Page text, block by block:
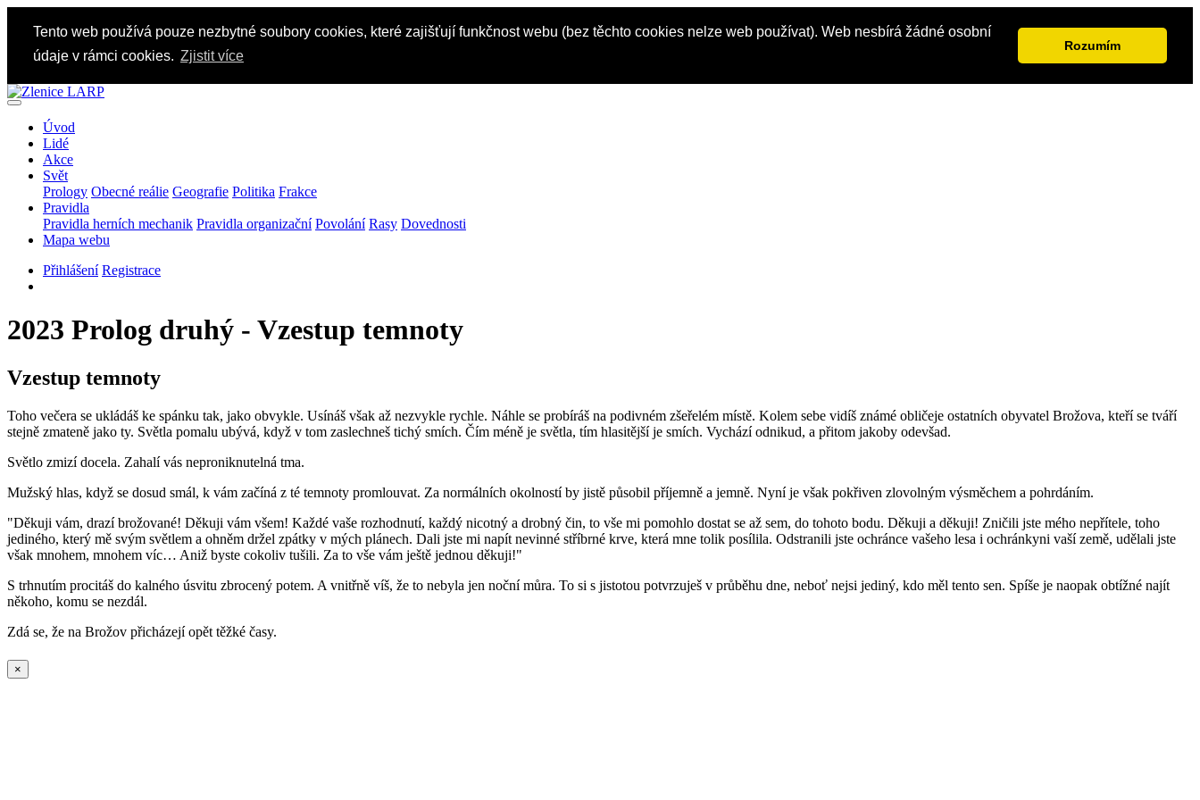
Tento web používá pouze nezbytné soubory cookies, které zajišťují funkčnost webu (bez těchto cookies nelze web používat). Web nesbírá žádné osobní
údaje v rámci cookies. Zjistit více
Rozumím
Úvod
Lidé
Akce
Svět
Prology Obecné reálie Geografie Politika Frakce
Pravidla
Pravidla herních mechanik Pravidla organizační Povolání Rasy Dovednosti
Mapa webu
Přihlášení Registrace
2023 Prolog druhý - Vzestup temnoty
Vzestup temnoty
Toho večera se ukládáš ke spánku tak, jako obvykle. Usínáš však až nezvykle rychle. Náhle se probíráš na podivném zšeřelém místě. Kolem sebe vidíš známé obličeje ostatních obyvatel Brožova, kteří se tváří
stejně zmateně jako ty. Světla pomalu ubývá, když v tom zaslechneš tichý smích. Čím méně je světla, tím hlasitější je smích. Vychází odnikud, a přitom jakoby odevšad.
Světlo zmizí docela. Zahalí vás neproniknutelná tma.
Mužský hlas, když se dosud smál, k vám začíná z té temnoty promlouvat. Za normálních okolností by jistě působil příjemně a jemně. Nyní je však pokřiven zlovolným výsměchem a pohrdáním.
"Děkuji vám, drazí brožované! Děkuji vám všem! Každé vaše rozhodnutí, každý nicotný a drobný čin, to vše mi pomohlo dostat se až sem, do tohoto bodu. Děkuji a děkuji! Zničili jste mého nepřítele, toho
jediného, který mě svým světlem a ohněm držel zpátky v mých plánech. Dali jste mi napít nevinné stříbrné krve, která mne tolik posílila. Odstranili jste ochránce vašeho lesa i ochránkyni vaší země, udělali jste
však mnohem, mnohem víc… Aniž byste cokoliv tušili. Za to vše vám ještě jednou děkuji!"
S trhnutím procitáš do kalného úsvitu zbrocený potem. A vnitřně víš, že to nebyla jen noční můra. To si s jistotou potvrzuješ v průběhu dne, neboť nejsi jediný, kdo měl tento sen. Spíše je naopak obtížné najít
někoho, komu se nezdál.
Zdá se, že na Brožov přicházejí opět těžké časy.
×